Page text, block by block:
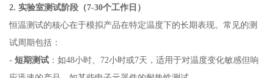
2. 实验室测试阶段（7-30个工作日）
恒温测试的核心在于模拟产品在特定温度下的长期表现。常见的测
试周期包括：
- 短期测试：如48小时、72小时或7天，适用于对温度变化敏感但响